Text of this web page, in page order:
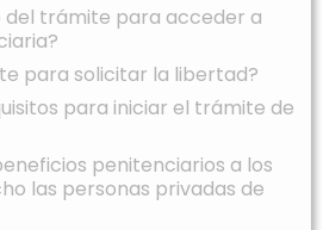
del trámite para acceder a
para solicitar la libertad?
para iniciar el trámite de
penitenciarios a los
las personas privadas de